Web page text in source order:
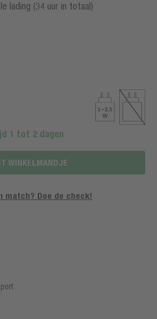
lading (34 uur in totaal)
1 tot 2 dagen
WINKELMANDJE
match? Doe de check!